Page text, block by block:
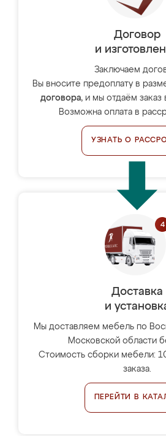
Договор
и
Заключаем
Вы вносите предоплату в
договора, и мы отдаём заказ
Возможна оплата в
УЗНАТЬ О
Доставка
и
Мы доставляем мебель по
Московской области
Стоимость сборки мебели:
заказа.
ПЕРЕЙТИ В